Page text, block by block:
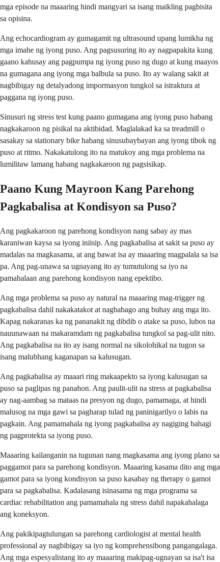
mga episode na maaaring hindi mangyari sa isang maikling pagbisita
sa opisina.
Ang echocardiogram ay gumagamit ng ultrasound upang lumikha ng
mga imahe ng iyong puso. Ang pagsusuring ito ay nagpapakita kung
gaano kahusay ang pagpumpa ng iyong puso ng dugo at kung maayos
na gumagana ang iyong mga balbula sa puso. Ito ay walang sakit at
nagbibigay ng detalyadong impormasyon tungkol sa istraktura at
paggana ng iyong puso.
Sinusuri ng stress test kung paano gumagana ang iyong puso habang
nagkakaroon ng pisikal na aktibidad. Maglalakad ka sa treadmill o
sasakay sa stationary bike habang sinusubaybayan ang iyong tibok ng
puso at ritmo. Nakakatulong ito na matukoy ang mga problema na
lumilitaw lamang habang nagkakaroon ng pagsisikap.
Paano Kung Mayroon Kang Parehong
Pagkabalisa at Kondisyon sa Puso?
Ang pagkakaroon ng parehong kondisyon nang sabay ay mas
karaniwan kaysa sa iyong iniisip. Ang pagkabalisa at sakit sa puso ay
madalas na magkasama, at ang bawat isa ay maaaring magpalala sa isa
pa. Ang pag-unawa sa ugnayang ito ay tumutulong sa iyo na
pamahalaan ang parehong kondisyon nang epektibo.
Ang mga problema sa puso ay natural na maaaring mag-trigger ng
pagkabalisa dahil nakakatakot at nagbabago ang buhay ang mga ito.
Kapag nakaranas ka ng pananakit ng dibdib o atake sa puso, lubos na
nauunawaan na makaramdam ng pagkabalisa tungkol sa pag-ulit nito.
Ang pagkabalisa na ito ay isang normal na sikolohikal na tugon sa
isang malubhang kaganapan sa kalusugan.
Ang pagkabalisa ay maaari ring makaapekto sa iyong kalusugan sa
puso sa paglipas ng panahon. Ang paulit-ulit na stress at pagkabalisa
ay nag-aambag sa mataas na presyon ng dugo, pamamaga, at hindi
malusog na mga gawi sa pagharap tulad ng paninigarilyo o labis na
pagkain. Ang pamamahala ng iyong pagkabalisa ay nagiging bahagi
ng pagprotekta sa iyong puso.
Maaaring kailanganin na tugunan nang magkasama ang iyong plano sa
paggamot para sa parehong kondisyon. Maaaring kasama dito ang mga
gamot para sa iyong kondisyon sa puso kasabay ng therapy o gamot
para sa pagkabalisa. Kadalasang isinasama ng mga programa sa
cardiac rehabilitation ang pamamahala ng stress dahil napakahalaga
ang koneksyon.
Ang pakikipagtulungan sa parehong cardiologist at mental health
professional ay nagbibigay sa iyo ng komprehensibong pangangalaga.
Ang mga espesyalistang ito ay maaaring makipag-ugnayan sa isa't isa